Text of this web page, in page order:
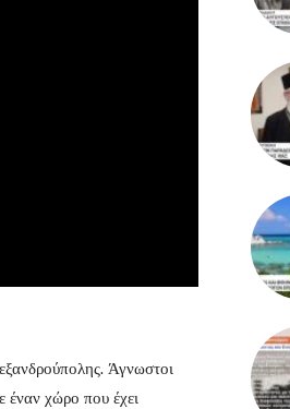
Άγνωστοι
έναν χώρο που έχει